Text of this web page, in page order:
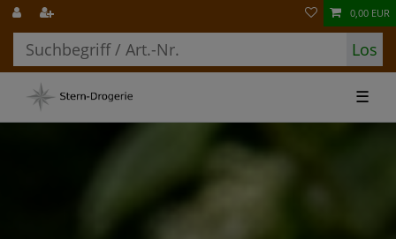
Los
0,00 EUR
☰